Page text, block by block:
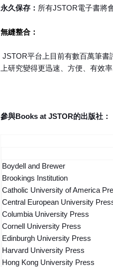
永久保存： 所有JSTOR電子書將
無縫整合：
JSTOR平台上目前有數百萬筆書
上研究變得更迅速、方便、有效率
參與Books at JSTOR的出版社：
Boydell and Brewer
Brookings Institution
Catholic University of America
Central European University
Columbia University Press
Cornell University Press
Edinburgh University Press
Harvard University Press
Hong Kong University Press